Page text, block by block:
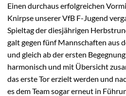
Einen durchaus erfolgreichen
Knirpse unserer VfB F-Jugend
Spieltag der diesjährigen
galt gegen fünf Mannschaften aus
und gleich ab der ersten
harmonisch und mit Übersicht
das erste Tor erzielt werden und
es dem Team sogar erneut in